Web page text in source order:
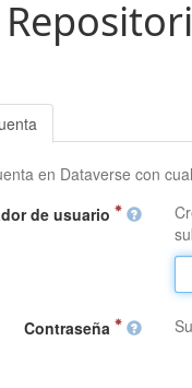
en Dataverse con
de usuario
Contraseña